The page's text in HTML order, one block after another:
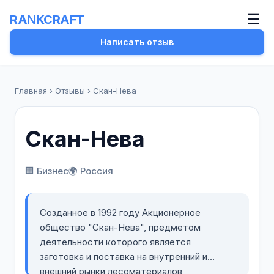
RANKCRAFT ☰
Написать отзыв
Главная › Отзывы › Скан-Нева
Скан-Нева
🏢 Бизнес🌍 Россия
Созданное в 1992 году Акционерное
общество "Скан-Нева", предметом
деятельности которого является
заготовка и поставка на внутренний и
внешний рынки лесоматериалов,